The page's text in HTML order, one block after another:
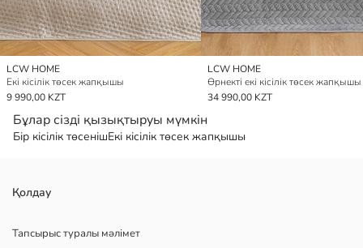
LCW HOME
Екі кісілік төсек жапқышы
9 990,00 KZT
LCW HOME
34 990,00 KZT
Бұлар сізді қызықтыруы мүмкін
Бір кісілік төсенішЕкі кісілік төсек жапқышы
Қолдау
Тапсырыс туралы мәлімет